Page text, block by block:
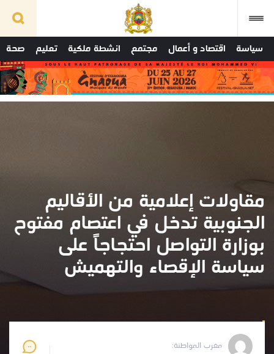
سياسة اقتصاد و أعمال مجتمع انشطة ملكية تعليم صحة
مقاولات إعلامية من الأقاليم
الجنوبية تدخل في اعتصام مفتوح
بوزارة التواصل احتجاجاً على
سياسة الإقصاء والتهميش
مغرب المواطنة: